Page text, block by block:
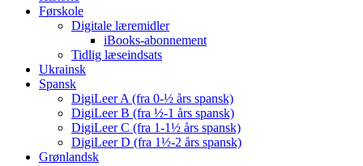
Førskole
Digitale læremidler
iBooks-abonnement
Tidlig læseindsats
Ukrainsk
Spansk
DigiLeer A (fra 0-½ års spansk)
DigiLeer B (fra ½-1 års spansk)
DigiLeer C (fra 1-1½ års spansk)
DigiLeer D (fra 1½-2 års spansk)
Grønlandsk